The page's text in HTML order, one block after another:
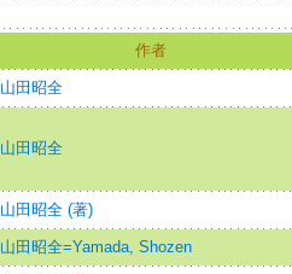
作者
山田昭全
山田昭全
山田昭全 (著)
山田昭全=Yamada, Shozen